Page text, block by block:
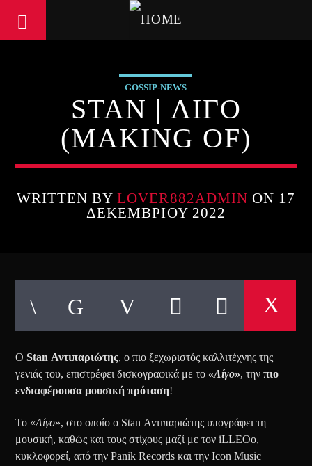
GOSSIP-NEWS
STAN | ΛΙΓΟ
(MAKING OF)
WRITTEN BYLOVER882ADMIN ON 17
ΔΕΚΕΜΒΡΊΟΥ 2022
Ο Stan Αντιπαριώτης, ο πιο ξεχωριστός καλλιτέχνης της
γενιάς του, επιστρέφει δισκογραφικά με το «Λίγο», τηνπιο
ενδιαφέρουσα μουσική πρόταση!
Το «Λίγο», στο οποίο ο Stan Αντιπαριώτης υπογράφει τη
μουσική, καθώς και τους στίχους μαζί με τον iLLEOo,
κυκλοφορεί, από την Panik Records και την Icon Music